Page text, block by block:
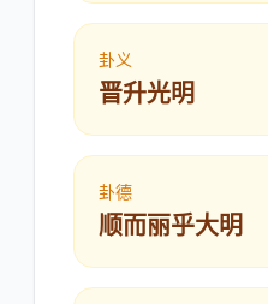
卦义
晋升光明
卦德
顺而丽乎大明